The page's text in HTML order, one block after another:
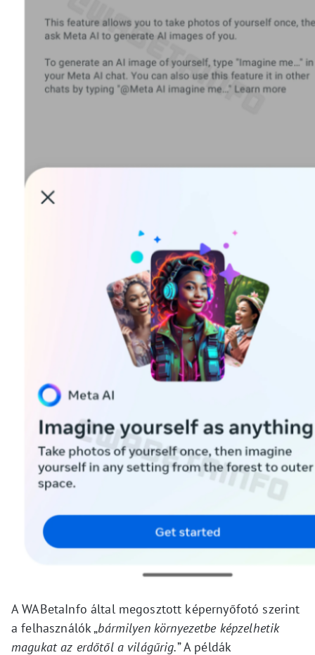
A WABetaInfo által megosztott képernyőfotó szerint
a felhasználók „bármilyen környezetbe képzelhetik
magukat az erdőtől a világűrig.” A példák